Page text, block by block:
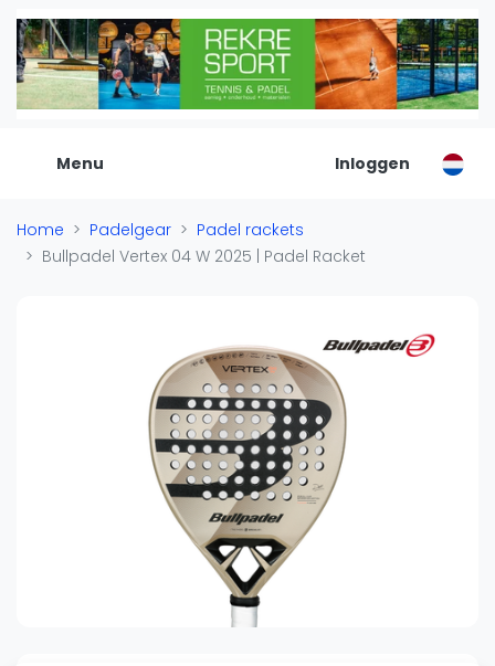
Menu
De Padel Gids
Alle padel locaties
Padelwinkels
Organisatie
Banenbouwers
Overige categorien
Toevoegen data
Laatste updates
Inloggen
Home Padelgear
Padel rackets
Bullpadel Vertex 04 W 2025 | Padel Racket